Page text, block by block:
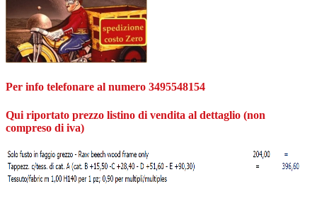
Per info telefonare al numero 3495548154
Qui riportato prezzo listino di vendita al dettaglio (non
compreso di iva)